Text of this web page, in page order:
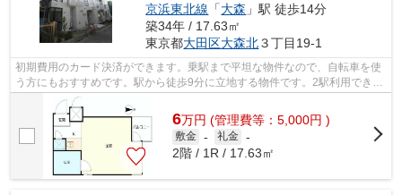
京浜東北線 「大森 」駅 徒歩14分
築34年 / 17.63㎡
東京都大田区大森北３丁目19-1
初期費用のカード決済ができます。乗駅まで平坦な物件なので、自転車を使
う方にもおすすめです。駅から徒歩9分に立地する物件です。2駅利用できる
場所にあるので利便性が高いです。外...
6万円 (管理費等：5,000円 )
敷金 - 礼金 -
2階 / 1R / 17.63㎡